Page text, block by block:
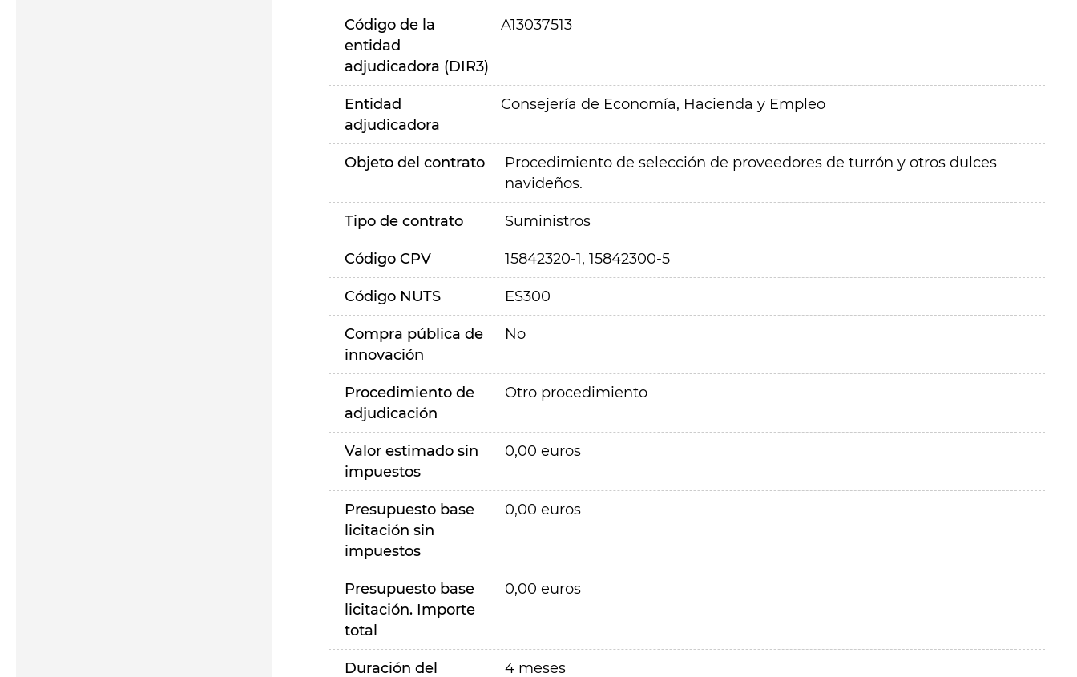
Código de la
entidad
adjudicadora (DIR3)
A13037513
Entidad
adjudicadora
Consejería de Economía, Hacienda y Empleo
Objeto del contrato
Procedimiento de selección de proveedores de turrón y otros dulces
navideños.
Tipo de contrato Suministros
Código CPV 15842320-1, 15842300-5
Código NUTS ES300
Compra pública de
innovación
No
Procedimiento de
adjudicación
Otro procedimiento
Valor estimado sin
impuestos
0,00 euros
Presupuesto base
licitación sin
impuestos
0,00 euros
Presupuesto base
licitación. Importe
total
0,00 euros
Duración del 4 meses